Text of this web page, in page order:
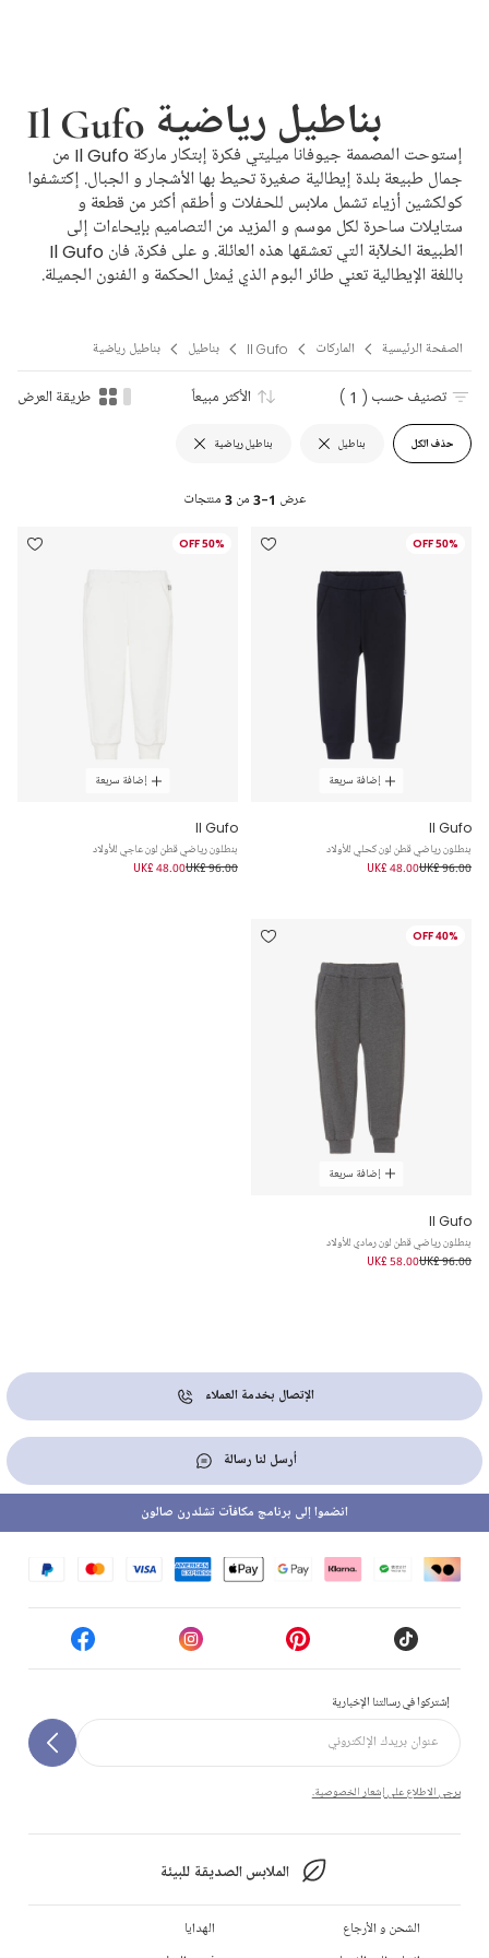
Il Gufo بناطيل رياضية
إستوحت المصممة جيوفانا ميليتي فكرة إبتكار ماركة Il Gufo من
جمال طبيعة بلدة إيطالية صغيرة تحيط بها الأشجار و الجبال. إكتشفوا
كولكشين أزياء تشمل ملابس للحفلات و أطقم أكثر من قطعة و
ستايلات ساحرة لكل موسم و المزيد من التصاميم بإيحاءات إلى
الطبيعة الخلآّبة التي تعشقها هذه العائلة. و على فكرة، فان Il Gufo
باللغة الإيطالية تعني طائر البوم الذي يُمثل الحكمة و الفنون الجميلة.
الصفحة الرئيسية الماركات Il Gufo بناطيل بناطيل رياضية
حذف الكل بناطيل بناطيل رياضية
تصنيف حسب ( 1 ) الأكثر مبيعاً طريقة العرض
عرض 1-3 من 3 منتجات
50% OFF
إضافة سريعة
Il Gufo
بنطلون رياضي قطن لون كحلي للأولاد
UK£ 96.00
UK£ 48.00
50% OFF
إضافة سريعة
Il Gufo
بنطلون رياضي قطن لون عاجي للأولاد
UK£ 96.00
UK£ 48.00
40% OFF
إضافة سريعة
Il Gufo
بنطلون رياضي قطن لون رمادي للأولاد
UK£ 96.00
UK£ 58.00
الإتصال بخدمة العملاء
أرسل لنا رسالة
إشتركوا في رسالتنا الإخبارية
يرجى الاطلاع على إشعار الخصوصية.
الملابس الصديقة للبيئة
انضموا إلى برنامج مكافآت تشلدرن صالون
الشحن و الأرجاع
الهدايا